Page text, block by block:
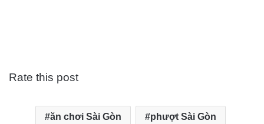
Rate this post
ăn chơi Sài Gòn phượt Sài Gòn